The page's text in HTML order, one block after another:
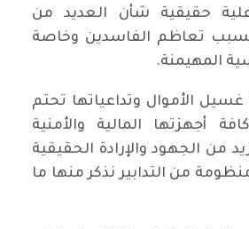
حقيقية شأن العديد من
بسبب تعاظم الفاسدين وخاصة
المهيمنة.
الأموال وتداعياتها تحتم
أجهزتها المالية والأمنية
من الجهود والإرادة الحقيقية
من التدابير نذكر منها ما